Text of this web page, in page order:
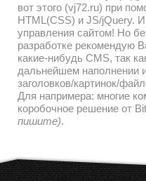
Я с легкостью могу
вот этого (vj72.ru) при
HTML(CSS) и JS/jQuery.
управления сайтом! Но
разработке рекомендую
какие-нибудь CMS, так
дальнейшем наполнении и
заголовков/картинок/
Для напримера: многие
коробочное решение от